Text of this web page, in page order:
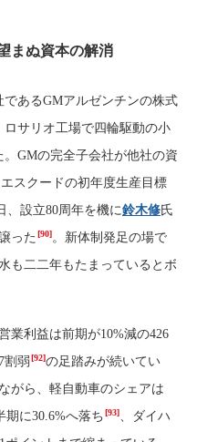
まぬ資本の解消
であるGMアルゼンチンの株式
ロサリオ工場で四輪駆動の小
。GMの完全子会社が他社の資
スクードの初年度生産目標
、設立80周年を機に鈴木修氏
った [90]。新体制発足の場で
も二二年もたまっているとボ
業利益は前期が10%減の426
割弱[92]の足踏みが続いてい
がら、軽自動車のシェアは
期に30.6%へ落ち[93]、ダイハ